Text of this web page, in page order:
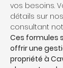
vos besoins.
détails sur
consultant
Ces formules
offrir une
propriété à